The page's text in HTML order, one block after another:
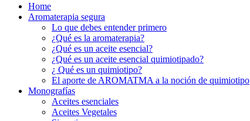
Home
Aromaterapia segura
Lo que debes entender primero
¿Qué es la aromaterapia?
¿Qué es un aceite esencial?
¿Qué es un aceite esencial quimiotipado?
¿ Qué es un quimiotipo?
El aporte de AROMATMA a la noción de quimiotipo
Monografías
Aceites esenciales
Aceites Vegetales